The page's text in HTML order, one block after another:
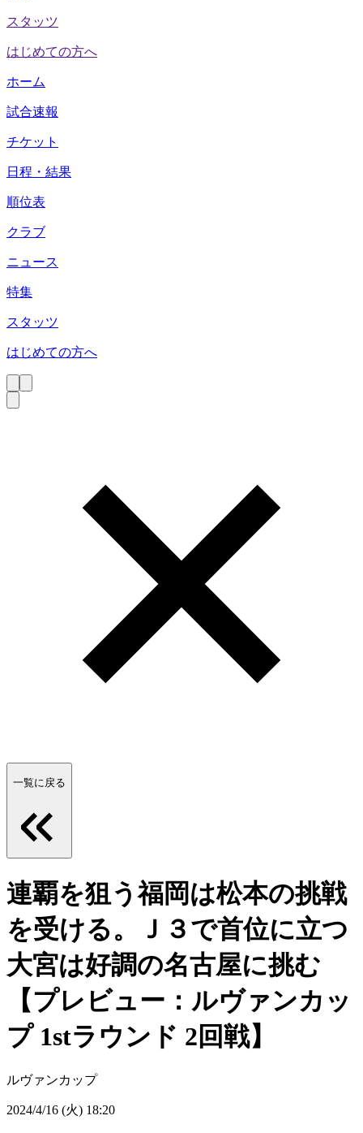
スタッツ
はじめての方へ
ホーム
試合速報
チケット
日程・結果
順位表
クラブ
ニュース
特集
スタッツ
はじめての方へ
一覧に戻る
連覇を狙う福岡は松本の挑戦
を受ける。Ｊ３で首位に立つ
大宮は好調の名古屋に挑む
【プレビュー：ルヴァンカッ
プ 1stラウンド 2回戦】
ルヴァンカップ
2024/4/16 (火) 18:20